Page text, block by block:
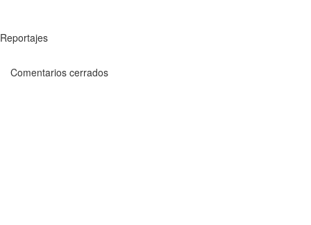
Reportajes
Comentarios cerrados